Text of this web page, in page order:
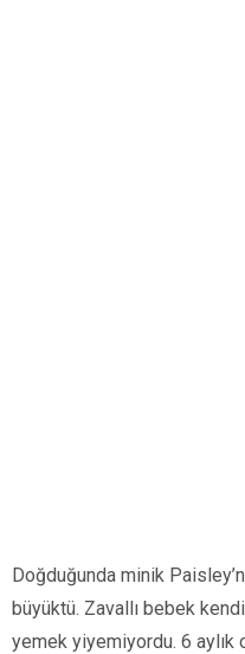
Doğduğunda minik
büyüktü. Zavallı bebek
yemek yiyemiyordu. 6 aylık